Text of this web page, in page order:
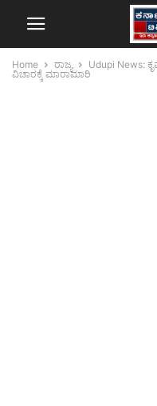
Home ರಾಜ್ಯ
Udupi News:
ವಿಚಾರಕ್ಕೆ ಮಾರಾಮಾರಿ